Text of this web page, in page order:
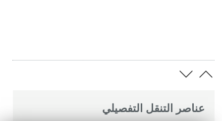
عناصر التنقل التفصيلي